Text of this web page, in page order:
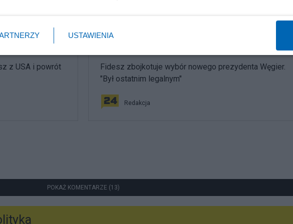
z USA i powrót
Fidesz zbojkotuje wybór nowego prezydenta Węgier.
"Był ostatnim legalnym"
Redakcja
POKAŻ KOMENTARZE (13)
USTAWIENIA